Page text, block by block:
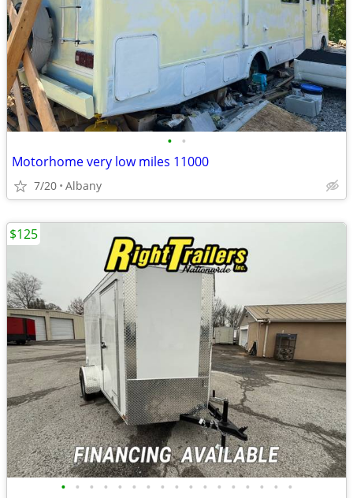
• •
Motorhome very low miles 11000
7/20 Albany
• • • • • • • • • • • • • • • • •
$125